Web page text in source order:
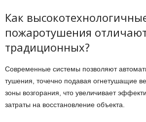
Как
пожаротушения
традиционных?
Современные системы позволяют
тушения, точечно подавая огнетушащие
зоны возгорания, что увеличивает
затраты на восстановление объекта.